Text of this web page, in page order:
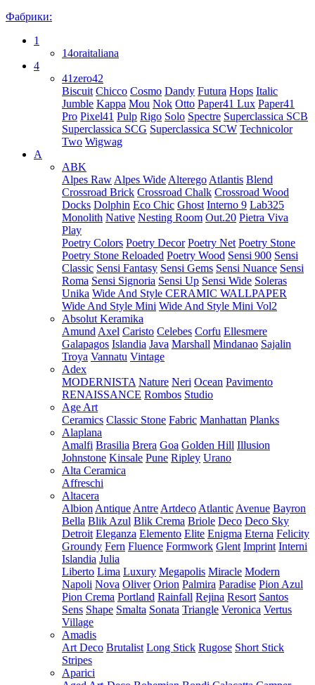
Фабрики:
1
14oraitaliana
4
41zero42
Biscuit Chicco Cosmo Dandy Futura Hops Italic
Jumble Kappa Mou Nok Otto Paper41 Lux Paper41
Pro Pixel41 Pulp Rigo Solo Spectre Superclassica SCB
Superclassica SCG Superclassica SCW Technicolor
Two Wigwag
A
ABK
Alpes Raw Alpes Wide Alterego Atlantis Blend
Crossroad Brick Crossroad Chalk Crossroad Wood
Docks Dolphin Eco Chic Ghost Interno 9 Lab325
Monolith Native Nesting Room Out.20 Pietra Viva
Play
Poetry Colors Poetry Decor Poetry Net Poetry Stone
Poetry Stone Reloaded Poetry Wood Sensi 900 Sensi
Classic Sensi Fantasy Sensi Gems Sensi Nuance Sensi
Roma Sensi Signoria Sensi Up Sensi Wide Soleras
Unika Wide And Style CERAMIC WALLPAPER
Wide And Style Mini Wide And Style Mini Vol2
Absolut Keramika
Amund Axel Caristo Celebes Corfu Ellesmere
Galapagos Islandia Java Marshall Mindanao Sajalin
Troya Vannatu Vintage
Adex
MODERNISTA Nature Neri Ocean Pavimento
RENAISSANCE Rombos Studio
Age Art
Ceramics Classic Stone Fabric Manhattan Planks
Alaplana
Amalfi Brasilia Brera Goa Golden Hill Illusion
Johnstone Kinsale Pune Ripley Urano
Alta Ceramica
Affreschi
Altacera
Albion Antique Antre Artdeco Atlantic Avenue Bayron
Bella Blik Azul Blik Crema Briole Deco Deco Sky
Detroit Eleganza Elemento Elite Enigma Eterna Felicity
Groundy Fern Fluence Formwork Glent Imprint Interni
Islandia Julia
Liberto Lima Luxury Megapolis Miracle Modern
Napoli Nova Oliver Orion Palmira Paradise Pion Azul
Pion Crema Portland Rainfall Rejina Resort Santos
Sens Shape Smalta Sonata Triangle Veronica Vertus
Village
Amadis
Art Deco Brutalist Long Stick Rugose Short Stick
Stripes
Aparici